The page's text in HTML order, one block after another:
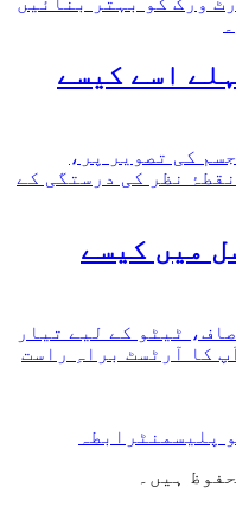
اسے کیسے
کی تصویر پر،
نظر کی درستگی کے
میں کیسے
ٹیٹو کے لیے تیار
کا آرٹسٹ براہِ راست
پلیسمنٹرابطہ